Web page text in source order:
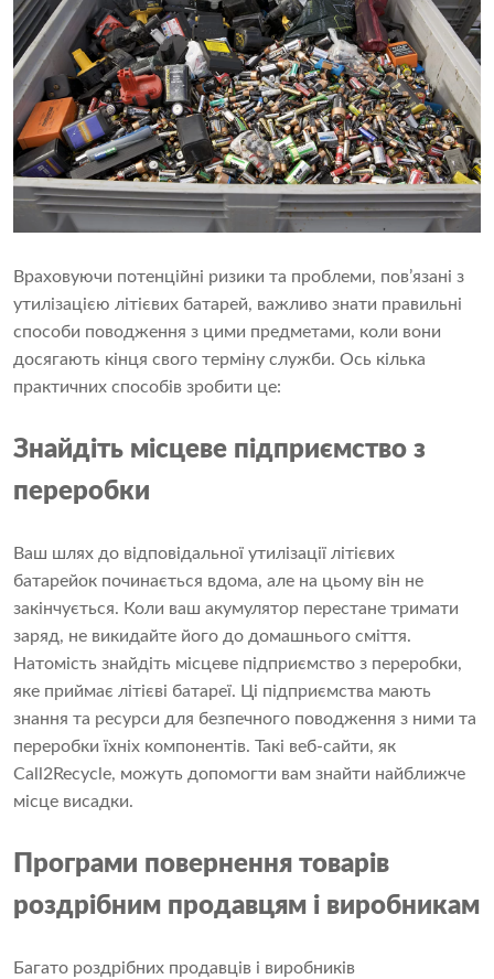
Враховуючи потенційні ризики та проблеми, пов’язані з
утилізацією літієвих батарей, важливо знати правильні
способи поводження з цими предметами, коли вони
досягають кінця свого терміну служби. Ось кілька
практичних способів зробити це:
Знайдіть місцеве підприємство з
переробки
Ваш шлях до відповідальної утилізації літієвих
батарейок починається вдома, але на цьому він не
закінчується. Коли ваш акумулятор перестане тримати
заряд, не викидайте його до домашнього сміття.
Натомість знайдіть місцеве підприємство з переробки,
яке приймає літієві батареї. Ці підприємства мають
знання та ресурси для безпечного поводження з ними та
переробки їхніх компонентів. Такі веб-сайти, як
Call2Recycle, можуть допомогти вам знайти найближче
місце висадки.
Програми повернення товарів
роздрібним продавцям і виробникам
Багато роздрібних продавців і виробників